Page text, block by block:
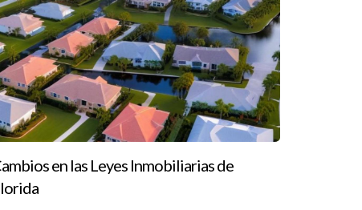
bajo un split 70/30 con tu agencia, retendrás
y estilo de trabajo.
dependiendo del lugar donde trabajes y los
en las Leyes Inmobiliarias de